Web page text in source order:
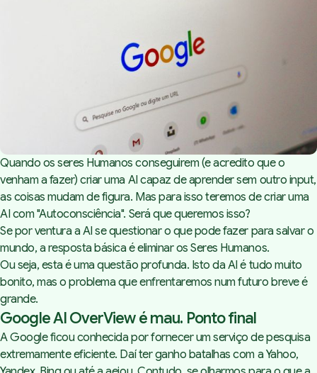
Quando os seres Humanos conseguirem (e acredito que o
venham a fazer) criar uma AI capaz de aprender sem outro input,
as coisas mudam de figura. Mas para isso teremos de criar uma
AI com "Autoconsciência". Será que queremos isso?
Se por ventura a AI se questionar o que pode fazer para salvar o
mundo, a resposta básica é eliminar os Seres Humanos.
Ou seja, esta é uma questão profunda. Isto da AI é tudo muito
bonito, mas o problema que enfrentaremos num futuro breve é
grande.
Google AI OverView é mau. Ponto final
A Google ficou conhecida por fornecer um serviço de pesquisa
extremamente eficiente. Daí ter ganho batalhas com a Yahoo,